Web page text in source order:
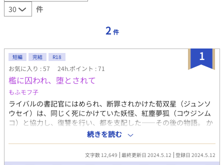
件
2 件
1
短編 完結 R18
お気に入り : 57 24h.ポイント : 71
檻に囚われ、堕とされて
もふモフ子
ライバルの書記官にはめられ、断罪されかけた荀双星（ジュンソ
ウセイ）は、同じく死にかけていた妖怪、紅塵夢狐（コウジンム
コ）と協力し、復讐を行い、都を支配した――その後の物語。 か
つて都を治めていた賢帝、李煌泰（リコウタイ）は双星を弟であ
ると誤認し、皇帝の座を譲る。 李煌泰の右腕であった将軍趙英明
（ショウエイメイ）も双星に敗北し、後宮に囚われる。 そして、
双星の師匠である蘇望雲（ソボウウン）もまた……。 ＊攻め（荀
続きを読む
文字数 12,649 最終更新日 2024.5.12 登録日 2024.5.12